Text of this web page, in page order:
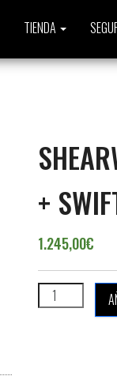
TIENDA
+
1.245,00€
SHEARWATER